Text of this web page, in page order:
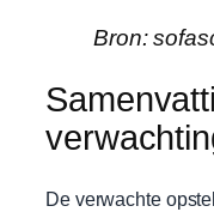
Bron:
De verwachte